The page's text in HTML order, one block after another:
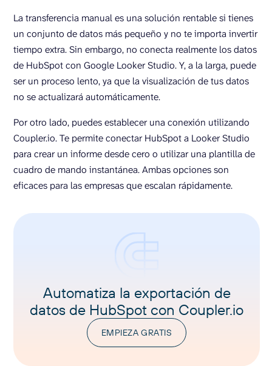
La transferencia manual es una solución rentable si tienes
un conjunto de datos más pequeño y no te importa invertir
tiempo extra. Sin embargo, no conecta realmente los datos
de HubSpot con Google Looker Studio. Y, a la larga, puede
ser un proceso lento, ya que la visualización de tus datos
no se actualizará automáticamente.
Por otro lado, puedes establecer una conexión utilizando
Coupler.io. Te permite conectar HubSpot a Looker Studio
para crear un informe desde cero o utilizar una plantilla de
cuadro de mando instantánea. Ambas opciones son
eficaces para las empresas que escalan rápidamente.
Automatiza la exportación de
datos de HubSpot con Coupler.io
EMPIEZA GRATIS